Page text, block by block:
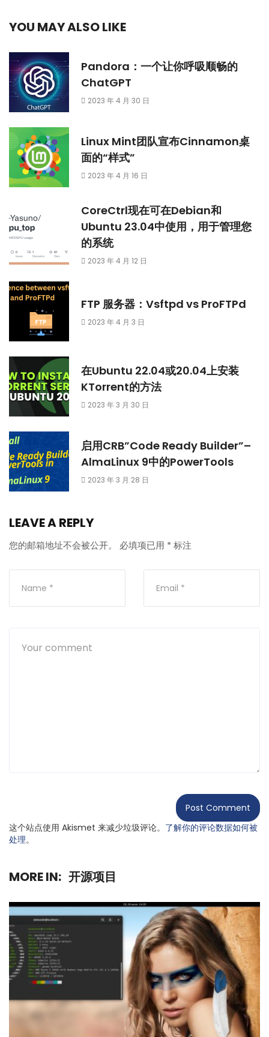
YOU MAY ALSO LIKE
Pandora：一个让你呼吸顺畅的
ChatGPT
2023 年 4 月 30 日
Linux Mint团队宣布Cinnamon桌
面的“样式”
2023 年 4 月 16 日
CoreCtrl现在可在Debian和
Ubuntu 23.04中使用，用于管理您
的系统
2023 年 4 月 12 日
FTP 服务器：Vsftpd vs ProFTPd
2023 年 4 月 3 日
在Ubuntu 22.04或20.04上安装
KTorrent的方法
2023 年 3 月 30 日
启用CRB”Code Ready Builder”–
AlmaLinux 9中的PowerTools
2023 年 3 月 28 日
LEAVE A REPLY
您的邮箱地址不会被公开。 必填项已用 * 标注
这个站点使用 Akismet 来减少垃圾评论。 了解你的评论数据如何被
处理。
MORE IN: 开源项目